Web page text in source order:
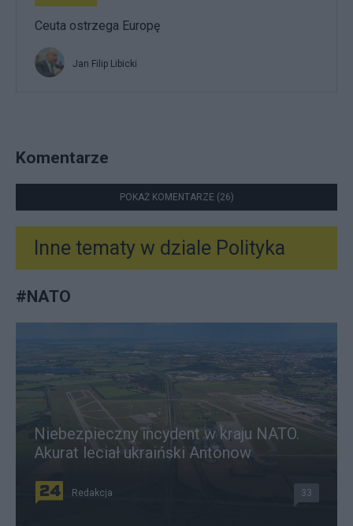
Ceuta ostrzega Europę
Jan Filip Libicki
Komentarze
POKAŻ KOMENTARZE (26)
Inne tematy w dziale Polityka
#NATO
Niebezpieczny incydent w kraju NATO.
Akurat leciał ukraiński Antonow
Redakcja 33